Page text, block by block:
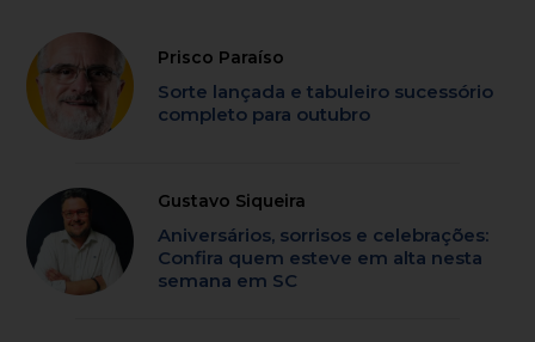
Prisco Paraíso
Sorte lançada e tabuleiro sucessório
completo para outubro
Gustavo Siqueira
Aniversários, sorrisos e celebrações:
Confira quem esteve em alta nesta
semana em SC